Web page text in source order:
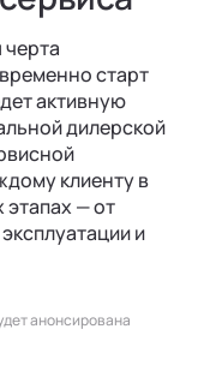
старт
активную
дилерской
клиенту в
этапах — от
и
анонсирована